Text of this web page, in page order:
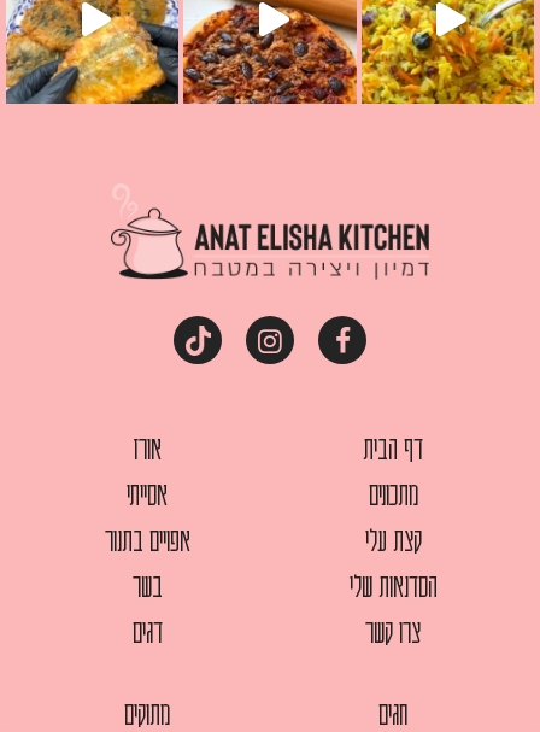
דף הבית
מתכונים
קצת עלי
הסדנאות שלי
צרו קשר
אורז
אסייתי
אפויים בתנור
בשר
דגים
חגים
מתוקים